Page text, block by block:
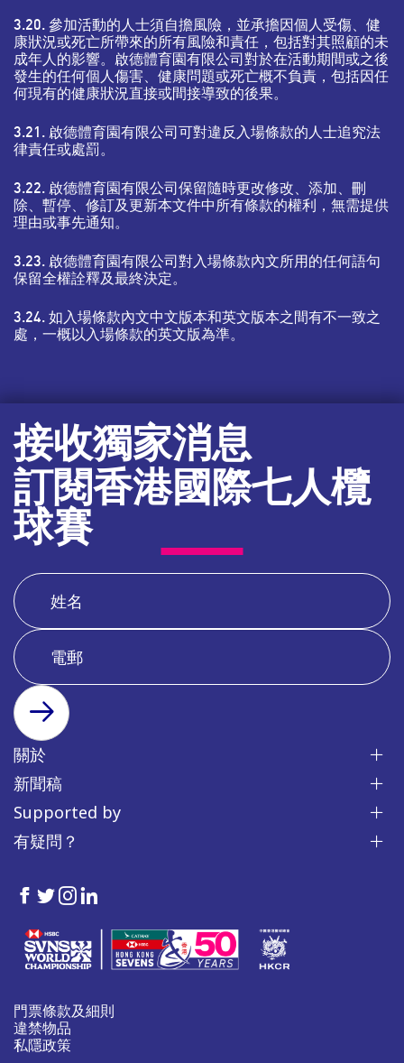
3.20. 參加活動的人士須自擔風險，並承擔因個人受傷、健
康狀況或死亡所帶來的所有風險和責任，包括對其照顧的未
成年人的影響。啟德體育園有限公司對於在活動期間或之後
發生的任何個人傷害、健康問題或死亡概不負責，包括因任
何現有的健康狀況直接或間接導致的後果。
3.21. 啟德體育園有限公司可對違反入場條款的人士追究法
律責任或處罰。
3.22. 啟德體育園有限公司保留隨時更改修改、添加、刪
除、暫停、修訂及更新本文件中所有條款的權利，無需提供
理由或事先通知。
3.23. 啟德體育園有限公司對入場條款內文所用的任何語句
保留全權詮釋及最終決定。
3.24. 如入場條款內文中文版本和英文版本之間有不一致之
處，一概以入場條款的英文版為準。
接收獨家消息
訂閱香港國際七人欖
球賽
訂閱
關於
新聞稿
Supported by
有疑問？
HKSevens
on Facebook
HKSevens
on Twitter
HKSevens
on Instagram
HKSevens
on LinkedIn
門票條款及細則
違禁物品
私隱政策